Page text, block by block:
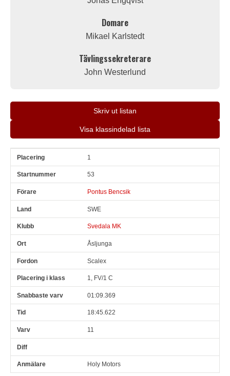
Domare
Mikael Karlstedt
Tävlingssekreterare
John Westerlund
Skriv ut listan
Visa klassindelad lista
Pl Snr 1
53
Pontus Bencsik
SWE
Svedala MK
Åsljunga
Scalex
1, FV/1 C
01:09.369
18:45.622
11
Holy Motors